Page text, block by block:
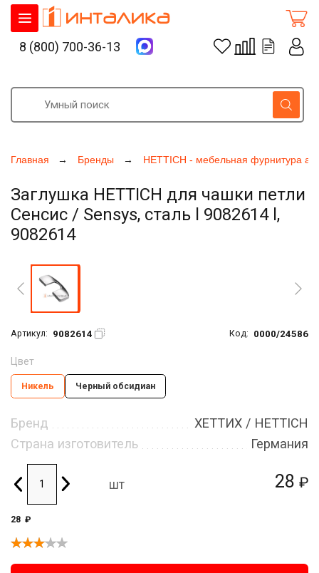
Главная Бренды HETTICH - мебельная фурнитура
Заглушка HETTICH для чашки петли
Сенсис / Sensys, сталь l 9082614 l,
9082614
Артикул: 9082614 Код: 0000/24586
28 ₽
Цвет
Никель Черный обсидиан
Бренд
ХЕТТИХ / HETTICH
Страна изготовитель
Германия
шт
28 ₽
8 (800) 700-36-13